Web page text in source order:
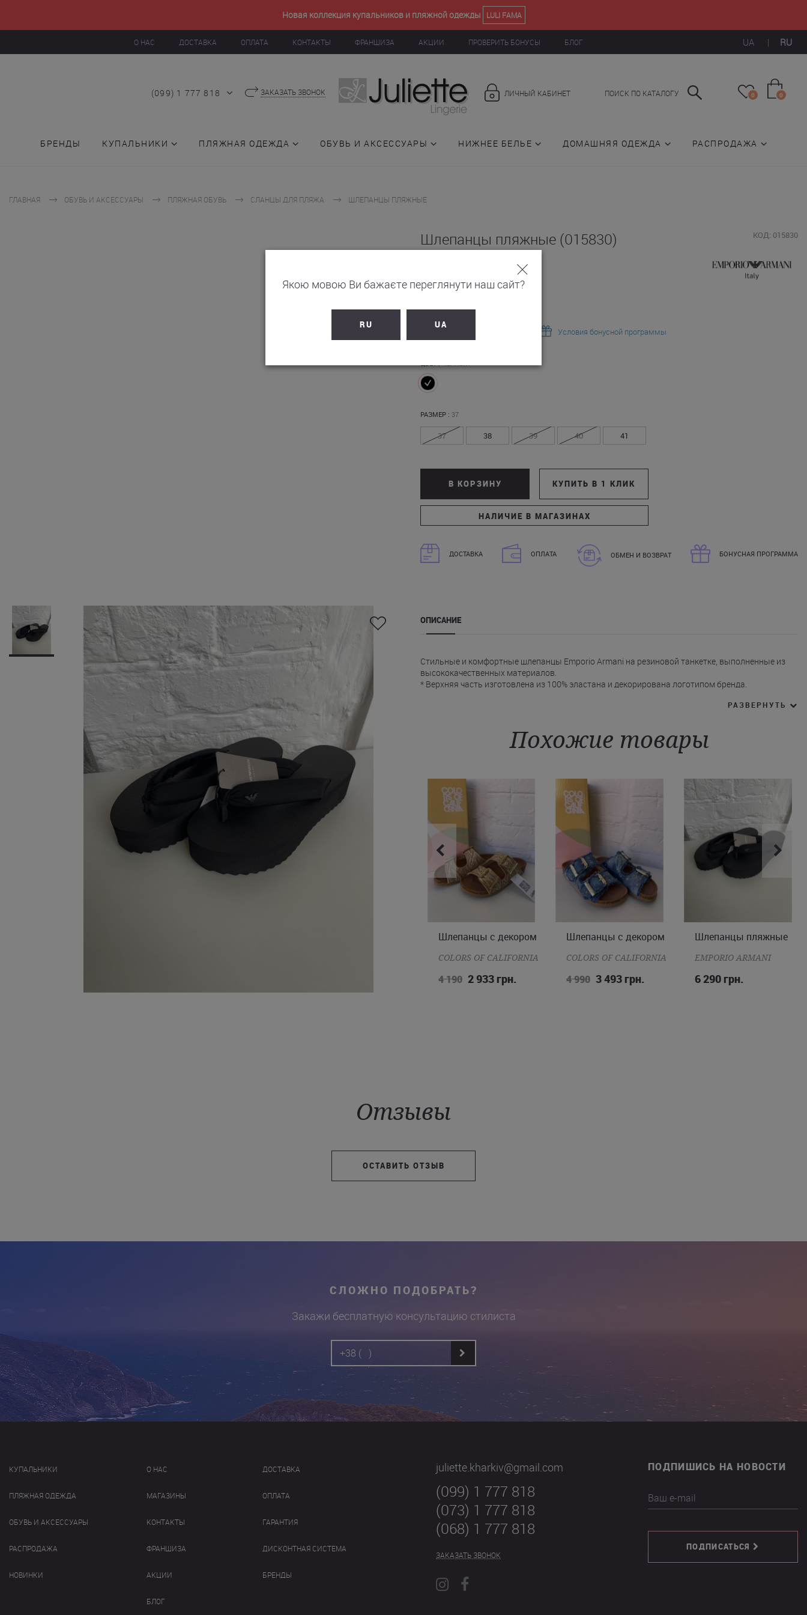
Новая коллекция купальников и пляжной одежды LULI FAMA
UA | RU
О НАС ДОСТАВКА ОПЛАТА КОНТАКТЫ ФРАНШИЗА АКЦИИ ПРОВЕРИТЬ БОНУСЫ БЛОГ
(099) 1 777 818 ЗАКАЗАТЬ ЗВОНОК ПОИСК ПО КАТАЛОГУ
ЛИЧНЫЙ КАБИНЕТ 0 0
БРЕНДЫ КУПАЛЬНИКИ ПЛЯЖНАЯ ОДЕЖДА ОБУВЬ И АКСЕССУАРЫ НИЖНЕЕ БЕЛЬЕ ДОМАШНЯЯ ОДЕЖДА РАСПРОДАЖА
ГЛАВНАЯ ОБУВЬ И АКСЕССУАРЫ ПЛЯЖНАЯ ОБУВЬ СЛАНЦЫ ДЛЯ ПЛЯЖА ШЛЕПАНЦЫ ПЛЯЖНЫЕ
Шлепанцы пляжные (015830) КОД: 015830
6 290грн
Условия бонусной программы
РАЗМЕР : 37
37 38 39 40 41
В КОРЗИНУ КУПИТЬ В 1 КЛИК
НАЛИЧИЕ В МАГАЗИНАХ
ДОСТАВКА ОПЛАТА ОБМЕН И ВОЗВРАТ БОНУСНАЯ ПРОГРАММА
ОПИСАНИЕ
Стильные и комфортные шлепанцы Emporio Armani на резиновой танкетке, выполненные из
высококачественных материалов.
* Верхняя часть изготовлена из 100% эластана и декорирована логотипом бренда.
Поспешите купить черные пляжные шлепанцы Emporio Armani в своем размере с доставкой в
Харьков, Кременчуг, Кривой Рог, Белую Церковь и другие города Украины. Закажите сейчас и
наслаждайтесь стильной обувью с удобной посадкой и современным дизайном!
РАЗВЕРНУТЬ
Похожие товары
37 38 39 41
Шлепанцы с декором
COLORS OF CALIFORNIA
4 190 2 933 грн.
37 38 39 40 41
Шлепанцы с декором
COLORS OF CALIFORNIA
4 990 3 493 грн.
38 41
Шлепанцы пляжные
EMPORIO ARMANI
6 290 грн.
Отзывы
ОСТАВИТЬ ОТЗЫВ
СЛОЖНО ПОДОБРАТЬ?
Закажи бесплатную консультацию стилиста
КУПАЛЬНИКИ
ПЛЯЖНАЯ ОДЕЖДА
ОБУВЬ И АКСЕССУАРЫ
РАСПРОДАЖА
НОВИНКИ
О НАС
МАГАЗИНЫ
КОНТАКТЫ
ФРАНШИЗА
АКЦИИ
БЛОГ
ДОСТАВКА
ОПЛАТА
ГАРАНТИЯ
ДИСКОНТНАЯ СИСТЕМА
БРЕНДЫ
juliette.kharkiv@gmail.com
(099) 1 777 818
(073) 1 777 818
(068) 1 777 818
ЗАКАЗАТЬ ЗВОНОК
ПОДПИШИСЬ НА НОВОСТИ
Ваш e-mail
ПОДПИСАТЬСЯ
Якою мовою Ви бажаєте переглянути наш сайт?
RU UA